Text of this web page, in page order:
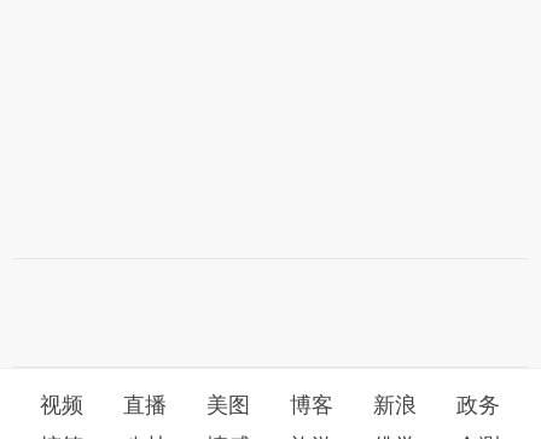
视频 直播 美图 博客 新浪
政务